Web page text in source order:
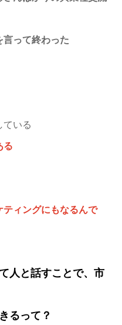
言って終わった
ている
る
ィングにもなるんで
人と話すことで、市
るって？